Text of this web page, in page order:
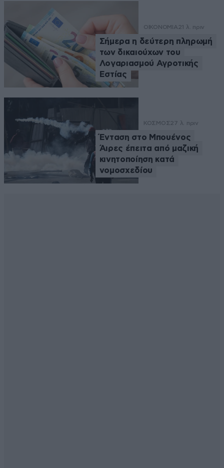
ΟΙΚΟΝΟΜΙΑ21 λ. πριν
Σήμερα η δεύτερη πληρωμή
των δικαιούχων του
Λογαριασμού Αγροτικής
Εστίας
ΚΟΣΜΟΣ27 λ. πριν
Ένταση στο Μπουένος
Άιρες έπειτα από μαζική
κινητοποίηση κατά
νομοσχεδίου